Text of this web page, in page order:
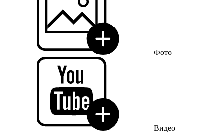
Фото
Видео